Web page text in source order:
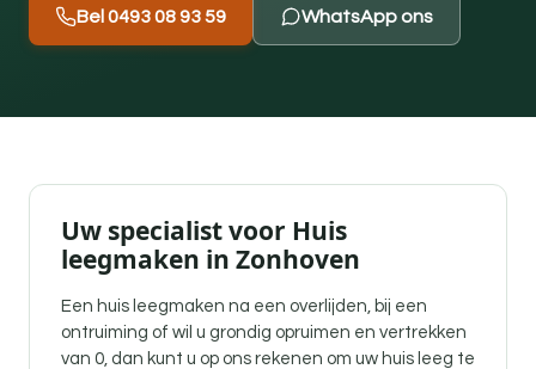
Bel 0493 08 93 59 WhatsApp ons
Uw specialist voor Huis
leegmaken in Zonhoven
Een huis leegmaken na een overlijden, bij een
ontruiming of wil u grondig opruimen en vertrekken
van 0, dan kunt u op ons rekenen om uw huis leeg te